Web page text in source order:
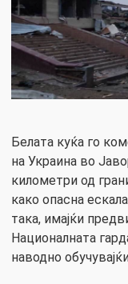
Белата куќа го
на Украина во
километри од
како опасна
така, имајќи
Националната
наводно